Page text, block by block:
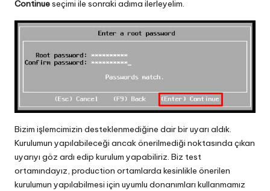
Continueseçimi ile sonraki adıma ilerleyelim.
Bizim işlemcimizin desteklenmediğine dair bir uyarı aldık.
Kurulumun yapılabileceği ancak önerilmediği noktasında çıkan
uyarıyı göz ardı edip kurulum yapabiliriz. Biz test
ortamındayız, production ortamlarda kesinlikle önerilen
kurulumun yapılabilmesi için uyumlu donanımları kullanmamız